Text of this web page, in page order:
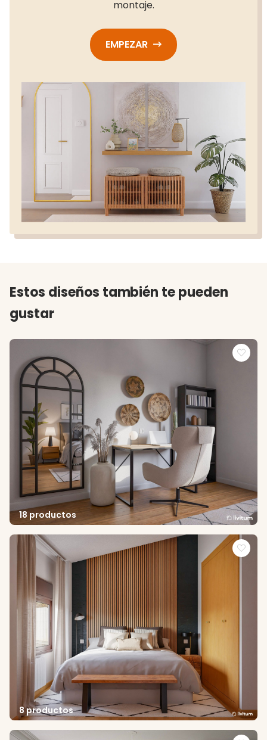
montaje.
EMPEZAR
Estos diseños también te pueden
gustar
18 productos
8 productos